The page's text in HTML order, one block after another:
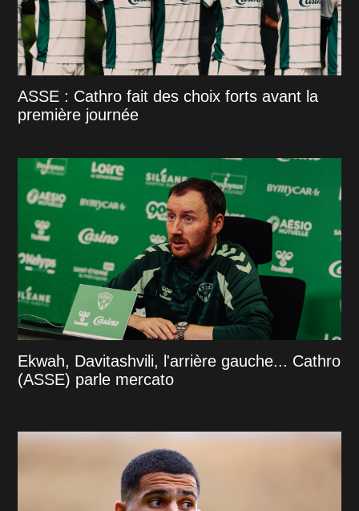
ASSE : Cathro fait des choix forts avant la
première journée
Ekwah, Davitashvili, l'arrière gauche... Cathro
(ASSE) parle mercato